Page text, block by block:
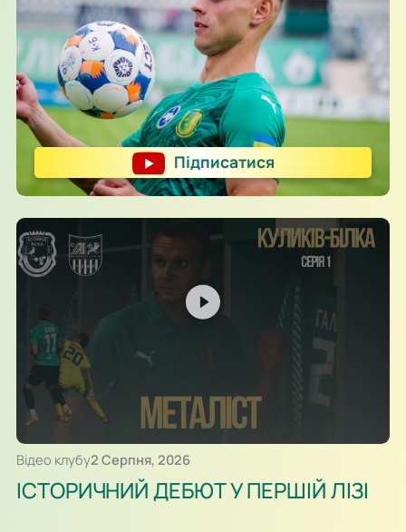
Підписатися
Відео клубу2 Серпня, 2026
ІСТОРИЧНИЙ ДЕБЮТ У ПЕРШІЙ ЛІЗІ